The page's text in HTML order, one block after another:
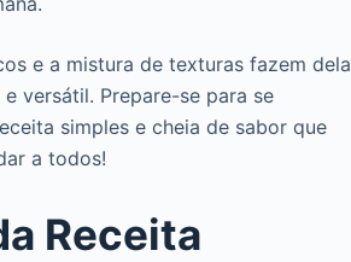
e a mistura de texturas fazem dela
versátil. Prepare-se para se
simples e cheia de sabor que
a todos!
Receita